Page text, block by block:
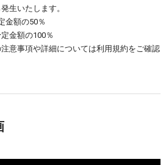
生いたします。
額の50％
金額の100％
意事項や詳細については利用規約をご確認